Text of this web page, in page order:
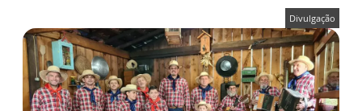
Divulgação